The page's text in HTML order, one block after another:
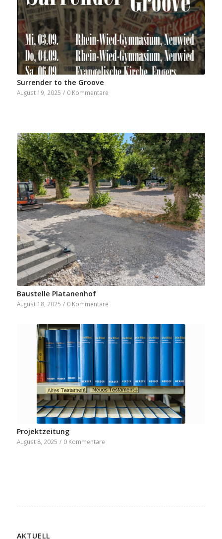
Surrender to the Groove
August 19, 2025 / 0 Kommentare
Baustelle Platanenhof
August 18, 2025 / 0 Kommentare
Projektzeitung
August 8, 2025 / 0 Kommentare
AKTUELL